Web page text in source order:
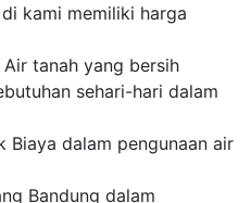
kami memiliki harga
tanah yang bersih
sehari-hari dalam
Biaya dalam pengunaan air
Bandung dalam